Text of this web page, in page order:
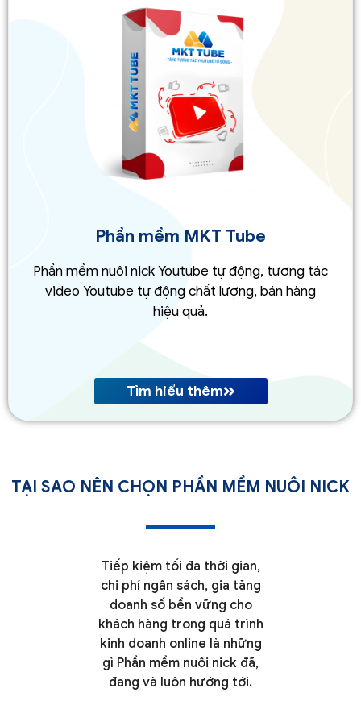
Phần mềm MKT Tube
Phần mềm nuôi nick Youtube tự động, tương tác
video Youtube tự động chất lượng, bán hàng
hiệu quả.
Tìm hiểu thêm
TẠI SAO NÊN CHỌN PHẦN MỀM NUÔI NICK
Tiếp kiệm tối đa thời gian,
chi phí ngân sách, gia tăng
doanh số bền vững cho
khách hàng trong quá trình
kinh doanh online là những
gì Phần mềm nuôi nick đã,
đang và luôn hướng tới.